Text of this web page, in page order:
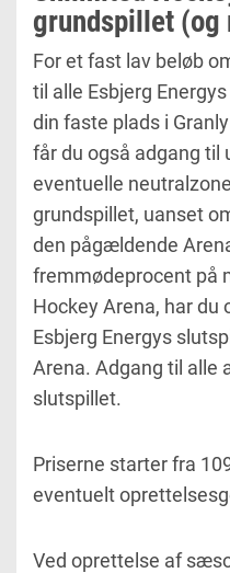
grundspillet
For et fast lav beløb
til alle Esbjerg
din faste plads i
får du også adgang til
eventuelle
grundspillet, uanset
den pågældende
fremmødeprocent på
Hockey Arena, har du
Esbjerg Energys
Arena. Adgang til alle
slutspillet.
Priserne starter fra
eventuelt
Ved oprettelse af